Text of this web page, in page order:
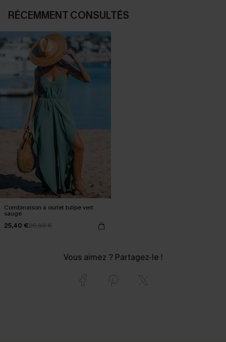
RÉCEMMENT CONSULTÉS
Combinaison à ourlet tulipe vert
sauge
25,40 €29,90 €
Vous aimez ? Partagez-le !